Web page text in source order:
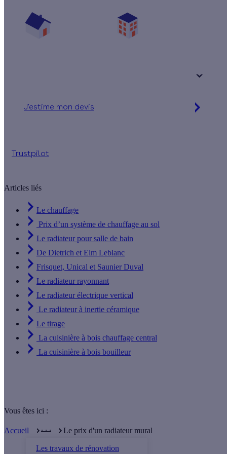
J'estime mon devis
Trustpilot
Articles liés
Le chauffage
Prix d’un système de chauffage au sol
Le radiateur pour salle de bain
De Dietrich et Elm Leblanc
Frisquet, Unical et Saunier Duval
Le radiateur rayonnant
Le radiateur électrique vertical
Le radiateur à inertie céramique
Le tirage
La cuisinière à bois chauffage central
La cuisinière à bois bouilleur
Vous êtes ici :
Accueil . . .
Les travaux de rénovation
Le prix d'un radiateur mural